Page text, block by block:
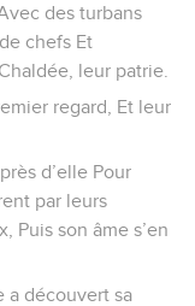
des turbans
chefs Et
leur patrie.
regard, Et leur
d’elle Pour
par leurs
Puis son âme s’en
a découvert sa